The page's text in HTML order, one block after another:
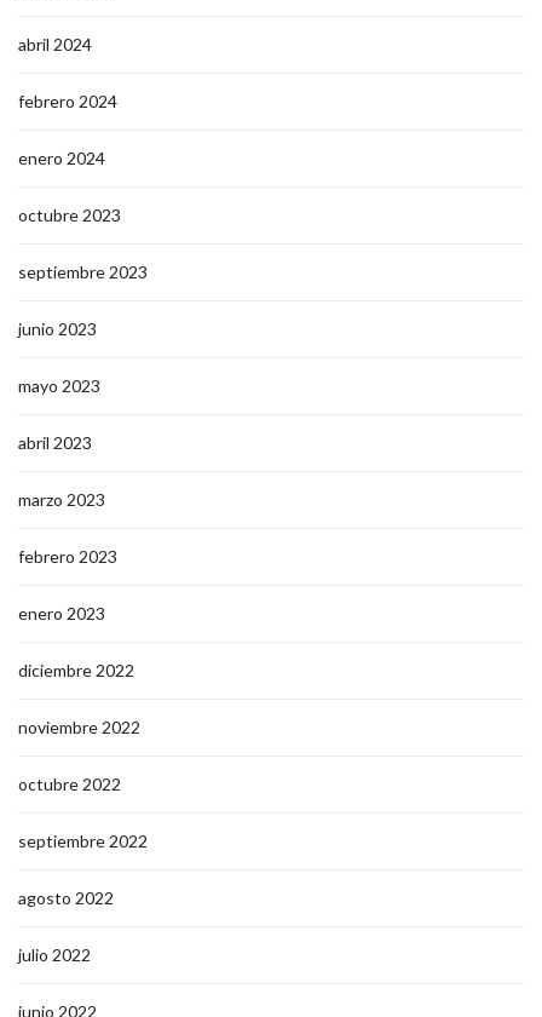
abril 2024
febrero 2024
enero 2024
octubre 2023
septiembre 2023
junio 2023
mayo 2023
abril 2023
marzo 2023
febrero 2023
enero 2023
diciembre 2022
noviembre 2022
octubre 2022
septiembre 2022
agosto 2022
julio 2022
junio 2022